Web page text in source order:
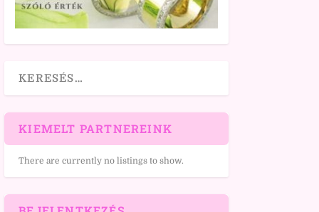
KIEMELT PARTNEREINK
There are currently no listings to show.